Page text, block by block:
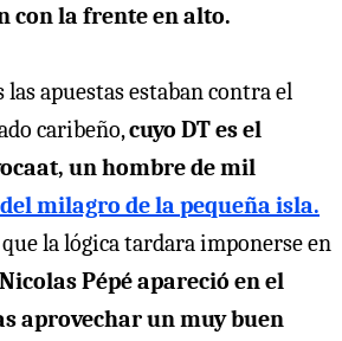
con la frente en alto.
apuestas estaban contra el
caribeño,cuyo DT es el
un hombre de mil
milagro de la pequeña isla.
la lógica tardara imponerse en
Nicolas Pépé apareció en el
aprovechar un muy buen